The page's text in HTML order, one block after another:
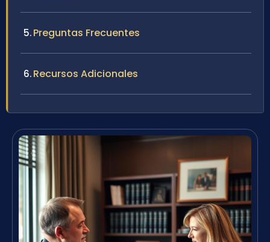
Preguntas Frecuentes
Recursos Adicionales